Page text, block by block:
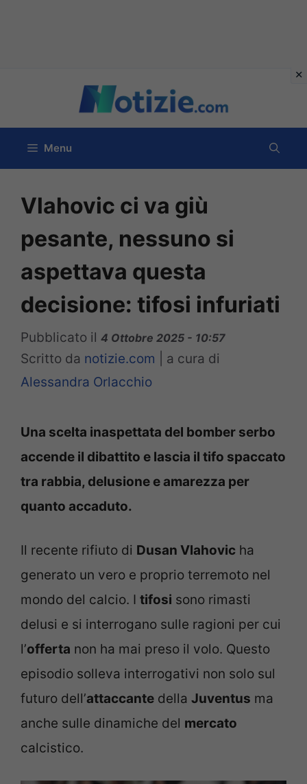
contenuto
Menu
Vlahovic ci va giù
pesante, nessuno si
aspettava questa
decisione: tifosi infuriati
Pubblicato il 4 Ottobre 2025 - 10:57
Scritto da notizie.com
a cura di
Alessandra Orlacchio
Una scelta inaspettata del bomber serbo
accende il dibattito e lascia il tifo spaccato
tra rabbia, delusione e amarezza per
quanto accaduto.
Il recente rifiuto di Dusan Vlahovic ha
generato un vero e proprio terremoto nel
mondo del calcio. I tifosi sono rimasti
delusi e si interrogano sulle ragioni per cui
l’offerta non ha mai preso il volo. Questo
episodio solleva interrogativi non solo sul
futuro dell’attaccante della Juventus ma
anche sulle dinamiche del mercato
calcistico.